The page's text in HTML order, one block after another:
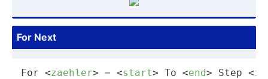
For Next
For <zaehler> = <start> To <end> Step <